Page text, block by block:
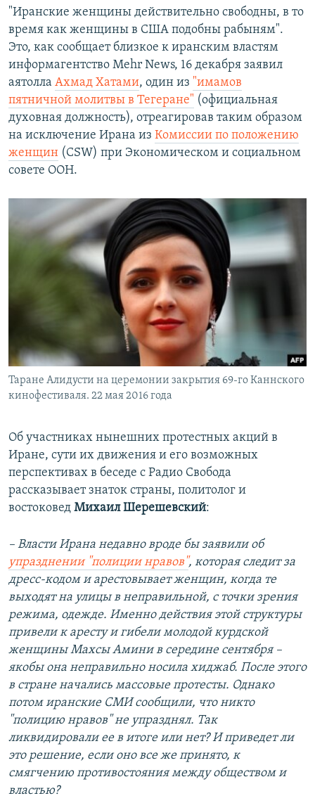
"Иранские женщины действительно свободны, в то
время как женщины в США подобны рабыням".
Это, как сообщает близкое к иранским властям
информагентство Mehr News, 16 декабря заявил
аятолла Ахмад Хатами, один из "имамов
пятничной молитвы в Тегеране" (официальная
духовная должность), отреагировав таким образом
на исключение Ирана из Комиссии по положению
женщин (CSW) при Экономическом и социальном
совете ООН.
Таране Алидусти на церемонии закрытия 69-го Каннского
кинофестиваля. 22 мая 2016 года
Об участниках нынешних протестных акций в
Иране, сути их движения и его возможных
перспективах в беседе с Радио Свобода
рассказывает знаток страны, политолог и
востоковед Михаил Шерешевский:
– Власти Ирана недавно вроде бы заявили об
упразднении "полиции нравов", которая следит за
дресс-кодом и арестовывает женщин, когда те
выходят на улицы в неправильной, с точки зрения
режима, одежде. Именно действия этой структуры
привели к аресту и гибели молодой курдской
женщины Махсы Амини в середине сентября –
якобы она неправильно носила хиджаб. После этого
в стране начались массовые протесты. Однако
потом иранские СМИ сообщили, что никто
"полицию нравов" не упразднял. Так
ликвидировали ее в итоге или нет? И приведет ли
это решение, если оно все же принято, к
смягчению противостояния между обществом и
властью?